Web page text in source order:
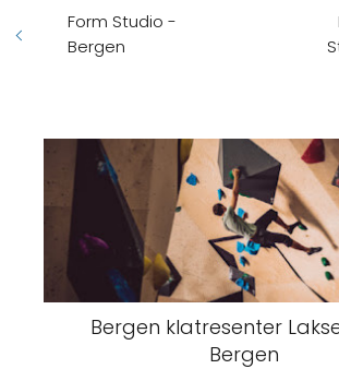
Form Studio -
Bergen
Bergen klatresenter
Bergen